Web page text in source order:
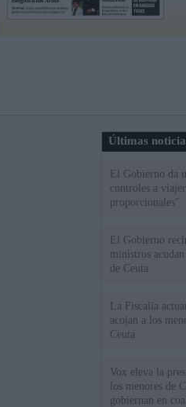
Últimas
El Gobierno da
controles a
proporcionales"
El Gobierno
ministros
de Ceuta
La Fiscalía
acojan a los
Ceuta
Vox eleva la
los menores de
gobiernan en